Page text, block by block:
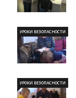
УРОКИ БЕЗОПАСНОСТИ
УРОКИ БЕЗОПАСНОСТИ